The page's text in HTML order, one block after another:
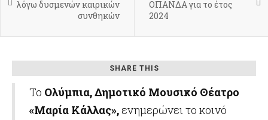
λόγω δυσμενών καιρικών
συνθηκών
ΟΠΑΝΔΑ για το έτος
2024
SHARE THIS
Το Ολύμπια, Δημοτικό Μουσικό Θέατρο
«Μαρία Κάλλας», ενημερώνει το κοινό